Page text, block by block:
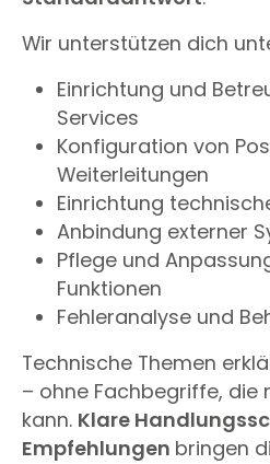
Wir unterstützen dich
Einrichtung und
Services
Konfiguration von
Weiterleitungen
Einrichtung
Anbindung externer
Pflege und
Funktionen
Fehleranalyse und
Technische Themen
– ohne Fachbegriffe, die
kann. Klare
Empfehlungen bringen